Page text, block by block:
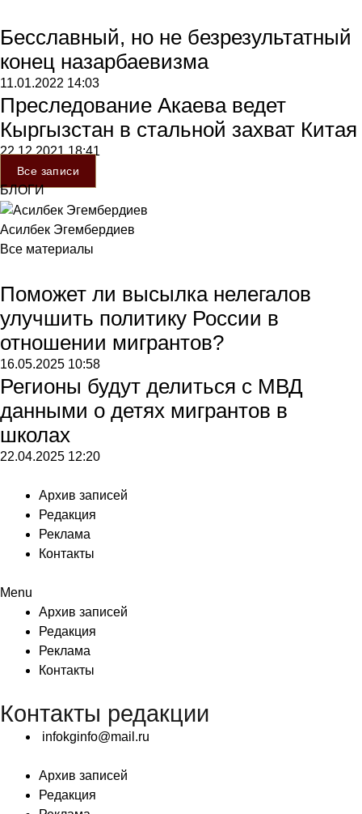
Бесславный, но не безрезультатный
конец назарбаевизма
11.01.2022 14:03
Преследование Акаева ведет
Кыргызстан в стальной захват Китая
22.12.202118:41
Все записи
БЛОГИ
Асилбек Эгембердиев
Все материалы
Поможет ли высылка нелегалов
улучшить политику России в
отношении мигрантов?
16.05.2025 10:58
Регионы будут делиться с МВД
данными о детях мигрантов в
школах
22.04.2025 12:20
Архив записей
Редакция
Реклама
Контакты
Menu
Архив записей
Редакция
Реклама
Контакты
Контакты редакции
infokginfo@mail.ru
Архив записей
Редакция